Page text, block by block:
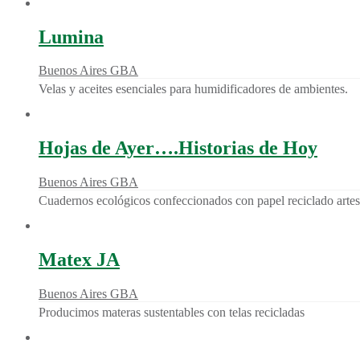
Lumina
Buenos Aires GBA
Velas y aceites esenciales para humidificadores de ambientes.
Hojas de Ayer….Historias de Hoy
Buenos Aires GBA
Cuadernos ecológicos confeccionados con papel reciclado
Matex JA
Buenos Aires GBA
Producimos materas sustentables con telas recicladas